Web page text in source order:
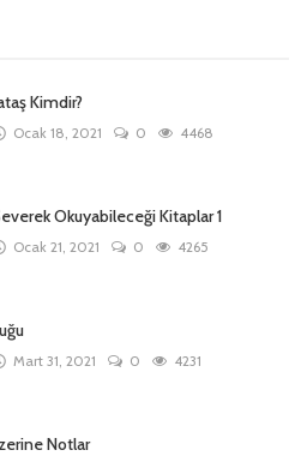
Kimdir?
Ocak 18, 2021 0 4468
Okuyabileceği Kitaplar 1
Ocak 21, 2021 0 4265
Mart 31, 2021 0 4231
Notlar